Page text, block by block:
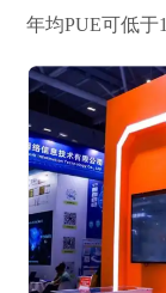
年均PUE可低于